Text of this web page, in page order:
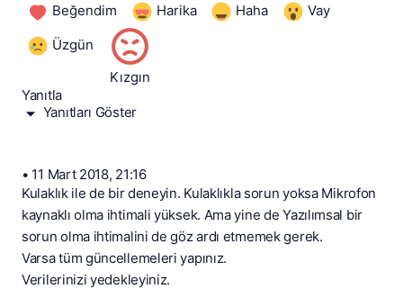
Beğendim
Harika Haha Vay
Üzgün
Kızgın
Yanıtla
Yanıtları Göster
• 11 Mart 2018, 21:16
Kulaklık ile de bir deneyin. Kulaklıkla sorun yoksa Mikrofon
kaynaklı olma ihtimali yüksek. Ama yine de Yazılımsal bir
sorun olma ihtimalini de göz ardı etmemek gerek.
Varsa tüm güncellemeleri yapınız.
Verilerinizi yedekleyiniz.